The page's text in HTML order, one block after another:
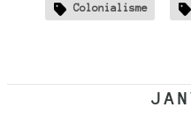
Colonialisme